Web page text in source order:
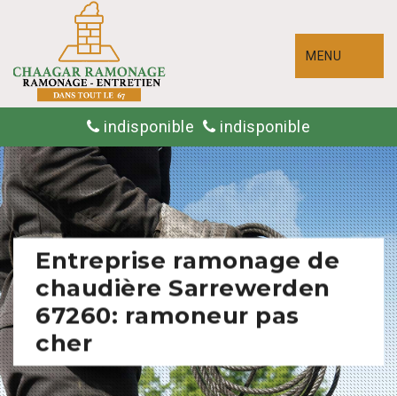
MENU
indisponible indisponible
Entreprise ramonage de
chaudière Sarrewerden
67260: ramoneur pas
cher